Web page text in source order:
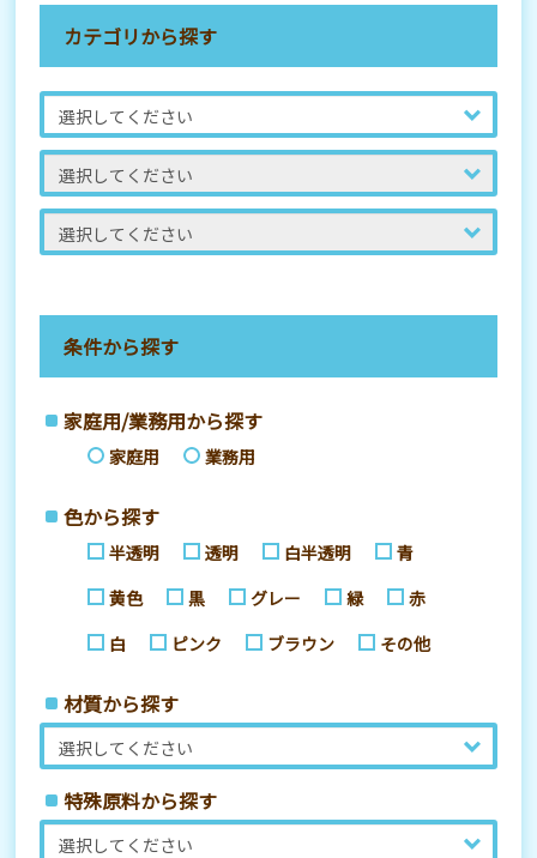
カテゴリから探す
条件から探す
家庭用/業務用から探す
家庭用 業務用
色から探す
半透明 透明 白半透明
青
黄色
黒 グレー 緑
赤
白
ピンク ブラウン その他
材質から探す
特殊原料から探す